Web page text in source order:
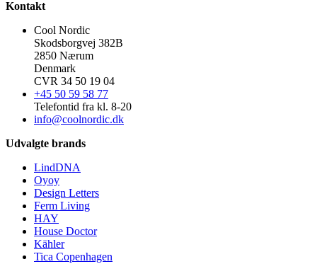
Kontakt
Cool Nordic
Skodsborgvej 382B
2850 Nærum
Denmark
CVR 34 50 19 04
+45 50 59 58 77
Telefontid fra kl. 8-20
info@coolnordic.dk
Udvalgte brands
LindDNA
Oyoy
Design Letters
Ferm Living
HAY
House Doctor
Kähler
Tica Copenhagen